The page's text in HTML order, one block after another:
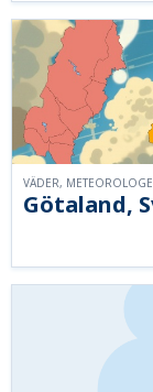
Götaland,
VÄDER,